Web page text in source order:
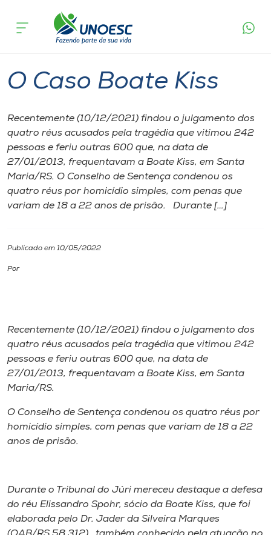
Cursos
Atendimento ao Estudante
Portal de Ensino
A
Internacionalização
Diplomados
Cultura
CPA
Biblioteca
Rádio
São Miguel do Oeste
O Caso Boate Kiss
Recentemente (10/12/2021) findou o julgamento dos
quatro réus acusados pela tragédia que vitimou 242
pessoas e feriu outras 600 que, na data de
27/01/2013, frequentavam a Boate Kiss, em Santa
Maria/RS. O Conselho de Sentença condenou os
quatro réus por homicídio simples, com penas que
variam de 18 a 22 anos de prisão. Durante […]
Publicado em 10/05/2022
Por
Recentemente (10/12/2021) findou o julgamento dos
quatro réus acusados pela tragédia que vitimou 242
pessoas e feriu outras 600 que, na data de
27/01/2013, frequentavam a Boate Kiss, em Santa
Maria/RS.
O Conselho de Sentença condenou os quatro réus por
homicídio simples, com penas que variam de 18 a 22
anos de prisão.
Durante o Tribunal do Júri mereceu destaque a defesa
do réu Elissandro Spohr, sócio da Boate Kiss, que foi
elaborada pelo Dr. Jader da Silveira Marques